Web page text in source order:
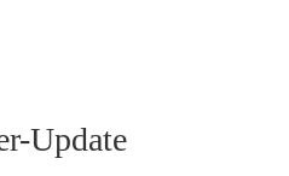
Update